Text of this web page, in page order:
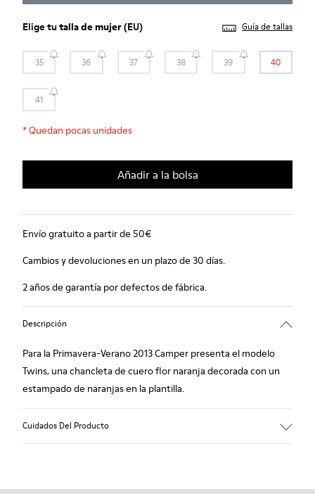
Elige tutalla de mujer(EU) Guía de tallas
35 36 37 38 39 40
41
*Quedan pocas unidades
Añadir a la bolsa
Envío gratuito a partir de 50€
Cambios y devoluciones en un plazo de 30 días.
2 años de garantía por defectos de fábrica.
Descripción
Para la Primavera-Verano 2013 Camper presenta el modelo
Twins, una chancleta de cuero flor naranja decorada con un
estampado de naranjas en la plantilla.
Cuidados Del Producto
Nuestros zapatos se han fabricado con materiales de primera